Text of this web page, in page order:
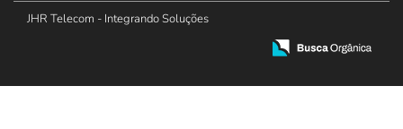
JHR Telecom - Integrando Soluções